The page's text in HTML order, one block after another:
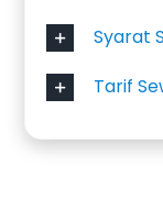
Syarat
Tarif